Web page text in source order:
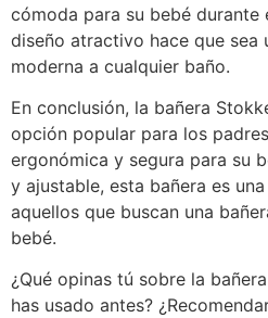
cómoda para su bebé durante
diseño atractivo hace que sea
moderna a cualquier baño.
En conclusión, la bañera
opción popular para los
ergonómica y segura para su
y ajustable, esta bañera es
aquellos que buscan una
bebé.
¿Qué opinas tú sobre la
has usado antes?